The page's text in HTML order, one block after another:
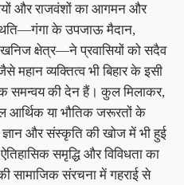
और राजवंशों का आगमन और
के उपजाऊ मैदान,
क्षेत्र—ने प्रवासियों को सदैव
महान व्यक्तित्व भी बिहार के इसी
समन्वय की देन हैं। कुल मिलाकर,
आर्थिक या भौतिक जरूरतों के
और संस्कृति की खोज में भी हुई
समृद्धि और विविधता का
सामाजिक संरचना में गहराई से